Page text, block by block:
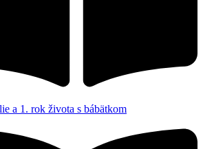
a 1. rok života s bábätkom